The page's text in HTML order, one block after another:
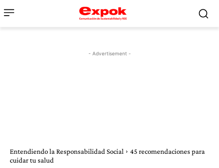
- Advertisement -
Entendiendo la Responsabilidad Social
45 recomendaciones para
cuidar tu salud